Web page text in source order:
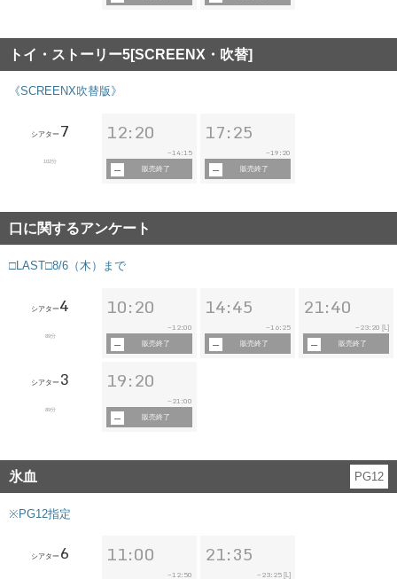
トイ・ストーリー5[SCREENX・吹替]
《SCREENX吹替版》
シアター 7
102分
12:20
~14:15
販売終了
17:25
~19:20
販売終了
口に関するアンケート
□LAST□8/6（木）まで
シアター4
89分
10:20
~12:00
販売終了
14:45
~16:25
販売終了
21:40
~ 23:20 [L]
販売終了
シアター 3
89分
19:20
~ 21:00
販売終了
氷血 PG12
※PG12指定
シアター 6 11:00
~12:50
21:35
~ 23:25 [L]